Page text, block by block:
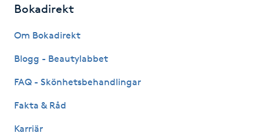
Frisör
Färgning
Föning
G
Bokadirekt
Om Bokadirekt
Blogg - Beautylabbet
FAQ - Skönhetsbehandlingar
Fakta & Råd
Karriär